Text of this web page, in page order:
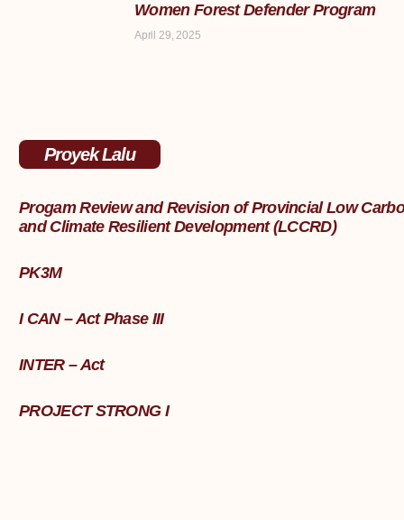
Women Forest Defender Program
April 29, 2025
Proyek Lalu
Progam Review and Revision of Provincial Low
and Climate Resilient Development (LCCRD)
PK3M
I CAN – Act Phase III
INTER – Act
PROJECT STRONG I